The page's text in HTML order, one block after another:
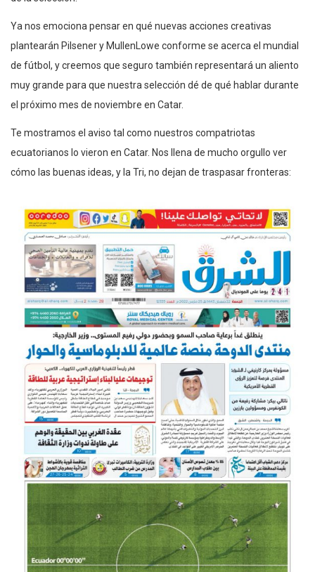
Ya nos emociona pensar en qué nuevas acciones creativas
plantearán Pilsener y MullenLowe conforme se acerca el mundial
de fútbol, y creemos que seguro también representará un aliento
muy grande para que nuestra selección dé de qué hablar durante
el próximo mes de noviembre en Catar.
Te mostramos el aviso tal como nuestros compatriotas
ecuatorianos lo vieron en Catar. Nos llena de mucho orgullo ver
cómo las buenas ideas, y la Tri, no dejan de traspasar fronteras: